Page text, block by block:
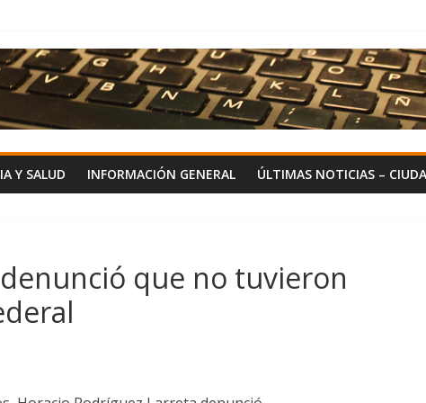
Y SALUD INFORMACIÓN GENERAL ÚLTIMAS NOTICIAS –
que no tuvieron